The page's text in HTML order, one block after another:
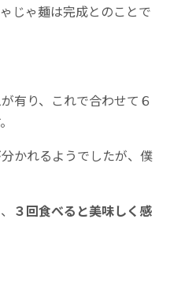
じゃ麺は完成とのことで
有り、これで合わせて６
かれるようでしたが、僕
３回食べると美味しく感